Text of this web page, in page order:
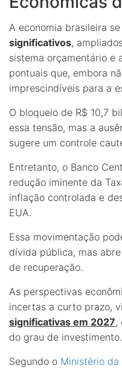
A economia brasileira
significativos,
sistema orçamentário e
pontuais que, embora
imprescindíveis para a
O bloqueio de R$ 10,7
essa tensão, mas a
sugere um controle
Entretanto, o Banco
redução iminente da
inflação controlada e
EUA.
Essa movimentação
dívida pública, mas
de recuperação.
As perspectivas
incertas a curto prazo,
significativas em 2027,
do grau de investimento.
Segundo o Ministério da